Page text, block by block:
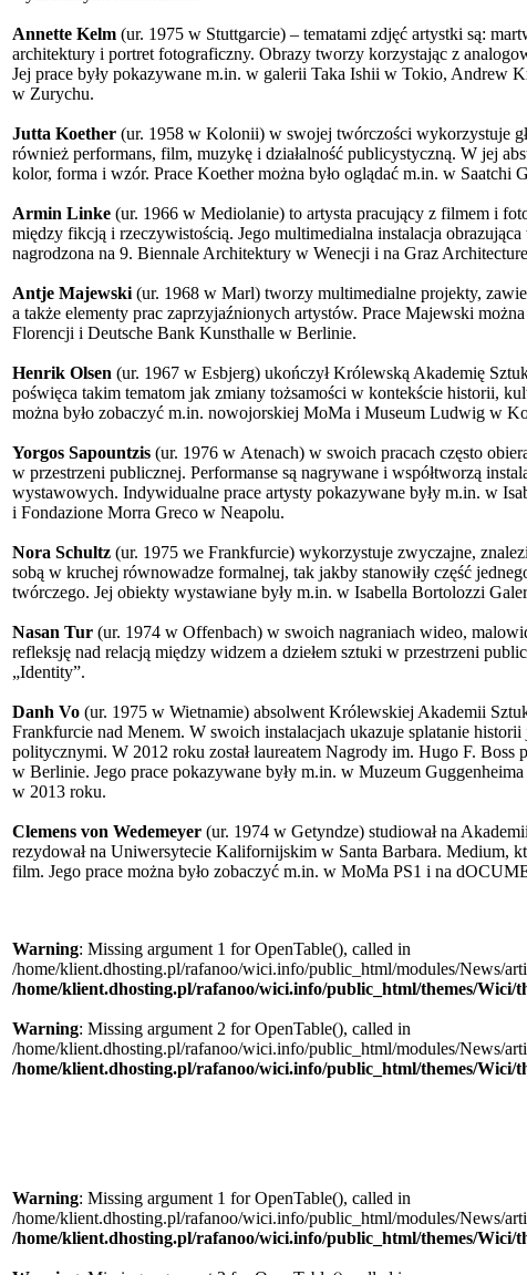
Annette Kelm (ur. 1975 w Stuttgarcie) – tematami zdjęć artystki są:
architektury i portret fotograficzny. Obrazy tworzy korzystając z
Jej prace były pokazywane m.in. w galerii Taka Ishii w Tokio, Andrew
w Zurychu.
Jutta Koether (ur. 1958 w Kolonii) w swojej twórczości wykorzystuje
również performans, film, muzykę i działalność publicystyczną. W jej
kolor, forma i wzór. Prace Koether można było oglądać m.in. w Saatchi
Armin Linke (ur. 1966 w Mediolanie) to artysta pracujący z filmem i
między fikcją i rzeczywistością. Jego multimedialna instalacja obrazująca
nagrodzona na 9. Biennale Architektury w Wenecji i na Graz
Antje Majewski (ur. 1968 w Marl) tworzy multimedialne projekty,
a także elementy prac zaprzyjaźnionych artystów. Prace Majewski
Florencji i Deutsche Bank Kunsthalle w Berlinie.
Henrik Olsen (ur. 1967 w Esbjerg) ukończył Królewską Akademię
poświęca takim tematom jak zmiany tożsamości w kontekście historii,
można było zobaczyć m.in. nowojorskiej MoMa i Museum Ludwig w
Yorgos Sapountzis (ur. 1976 w Atenach) w swoich pracach często
w przestrzeni publicznej. Performanse są nagrywane i współtworzą
wystawowych. Indywidualne prace artysty pokazywane były m.in. w
i Fondazione Morra Greco w Neapolu.
Nora Schultz (ur. 1975 we Frankfurcie) wykorzystuje zwyczajne,
sobą w kruchej równowadze formalnej, tak jakby stanowiły część
twórczego. Jej obiekty wystawiane były m.in. w Isabella Bortolozzi
Nasan Tur (ur. 1974 w Offenbach) w swoich nagraniach wideo,
refleksję nad relacją między widzem a dziełem sztuki w przestrzeni
„Identity”.
Danh Vo (ur. 1975 w Wietnamie) absolwent Królewskiej Akademii
Frankfurcie nad Menem. W swoich instalacjach ukazuje splatanie historii
politycznymi. W 2012 roku został laureatem Nagrody im. Hugo F. Boss
w Berlinie. Jego prace pokazywane były m.in. w Muzeum
w 2013 roku.
Clemens von Wedemeyer (ur. 1974 w Getyndze) studiował na
rezydował na Uniwersytecie Kalifornijskim w Santa Barbara. Medium,
film. Jego prace można było zobaczyć m.in. w MoMa PS1 i na
Warning: Missing argument 1 for OpenTable(), called in
/home/klient.dhosting.pl/rafanoo/wici.info/public_html/modules/News/
/home/klient.dhosting.pl/rafanoo/wici.info/public_html/themes/Wici/
Warning: Missing argument 2 for OpenTable(), called in
/home/klient.dhosting.pl/rafanoo/wici.info/public_html/modules/News/
/home/klient.dhosting.pl/rafanoo/wici.info/public_html/themes/Wici/
Warning: Missing argument 1 for OpenTable(), called in
/home/klient.dhosting.pl/rafanoo/wici.info/public_html/modules/News/
/home/klient.dhosting.pl/rafanoo/wici.info/public_html/themes/Wici/